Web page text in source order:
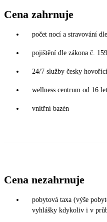
Cena zahrnuje
počet nocí a stravování
pojištění dle zákona č.
24/7 služby česky
wellness centrum od 16
vnitřní bazén
Cena nezahrnuje
pobytová taxa (výše
vyhlášky kdykoliv i v